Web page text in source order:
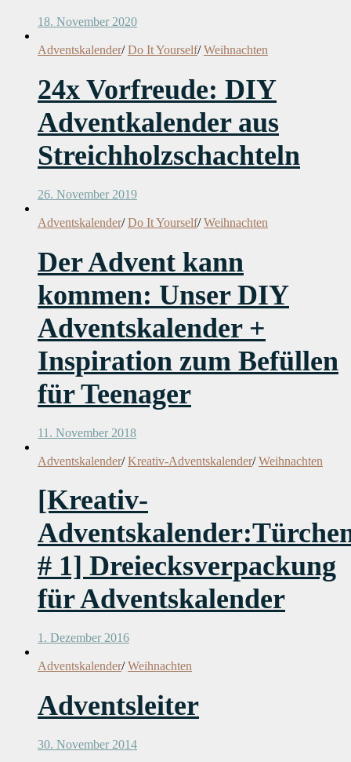
18. November 2020
Adventskalender/ Do It Yourself/ Weihnachten
24x Vorfreude: DIY
Adventkalender aus
Streichholzschachteln
26. November 2019
Adventskalender/ Do It Yourself/ Weihnachten
Der Advent kann
kommen: Unser DIY
Adventskalender +
Inspiration zum Befüllen
für Teenager
11. November 2018
Adventskalender/ Kreativ-Adventskalender/ Weihnachten
[Kreativ-
# 1] Dreiecksverpackung
für Adventskalender
1. Dezember 2016
Adventskalender/ Weihnachten
Adventsleiter
30. November 2014